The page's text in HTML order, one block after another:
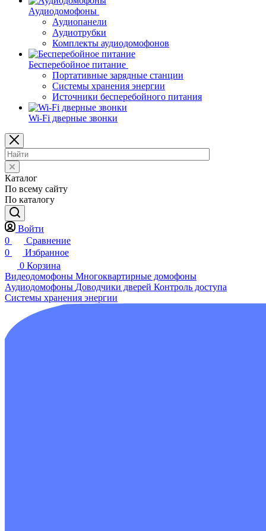
Аудиодомофоны
Аудиопанели
Аудиотрубки
Комплекты аудиодомофонов
Бесперебойное питание
Портативные зарядные станции
Системы хранения энергии
Источники бесперебойного питания
Wi-Fi дверные звонки
Каталог
По всему сайту
По каталогу
Войти
0
Сравнение
0
Избранное
0 Корзина
Видеодомофоны Многоквартирные домофоны
Аудиодомофоны Доводчики дверей Контроль доступа
Системы хранения энергии